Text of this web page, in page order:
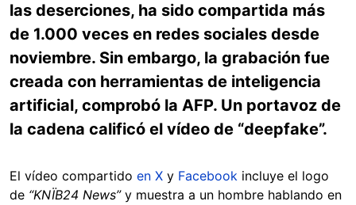
las deserciones, ha sido compartida más
de 1.000 veces en redes sociales desde
noviembre. Sin embargo, la grabación fue
creada con herramientas de inteligencia
artificial, comprobó la AFP. Un portavoz de
la cadena calificó el vídeo de “deepfake”.
El vídeo compartido en X y Facebook incluye el logo
de “KNÏB24 News”y muestra a un hombre hablando en